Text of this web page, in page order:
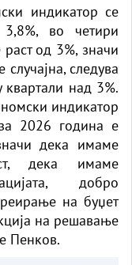
индикатор се
во четири
од 3%, значи
следува
квартали над 3%.
индикатор
2026 година е
дека имаме
дека имаме
добро
на буџет
на решавање
Пенков.